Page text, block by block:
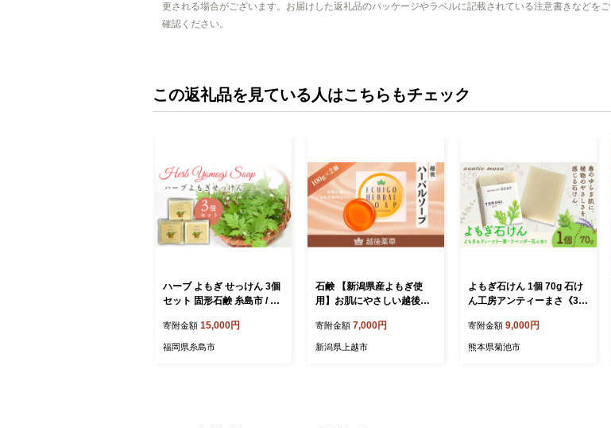
更される場合がございます。お届けした返礼品のパッケージやラベルに記載されている注意書きなどをご
確認ください。
この返礼品を見ている人はこちらもチェック
ハーブ よもぎ せっけん 3個
セット 固形石鹸 糸島市 / Yu
寄附金額 15,000円
福岡県糸島市
石鹸 【新潟県産よもぎ使
用】お肌にやさしい越後ハ
よもぎ ヨモギ よもぎ石鹸
ヨモギ石鹸 ふるさと納税 新
寄附金額 7,000円
新潟県上越市
よもぎ石けん 1個 70g 石け
ん工房アンティーまさ《30
く)》熊本県 菊池市 ナチュ
ラルソープ 石けん 石鹸 せ
寄附金額 9,000円
熊本県菊池市